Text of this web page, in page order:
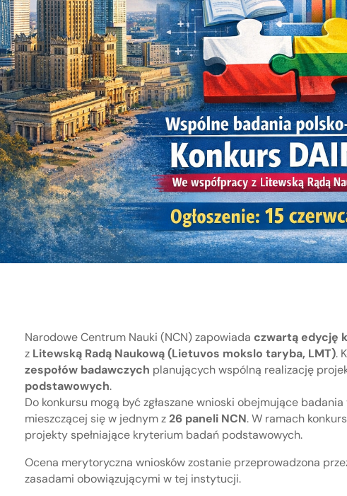
Narodowe Centrum Nauki (NCN) zapowiada czwartą edycję
z Litewską Radą Naukową (Lietuvos mokslo taryba, LMT).
zespołów badawczych planujących wspólną realizację
podstawowych.
Do konkursu mogą być zgłaszane wnioski obejmujące badania
mieszczącej się w jednym z26 paneli NCN. W ramach
projekty spełniające kryterium badań podstawowych.
Ocena merytoryczna wniosków zostanie przeprowadzona
zasadami obowiązującymi w tej instytucji.